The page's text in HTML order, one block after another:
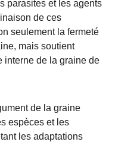
parasites et les agents
de ces
seulement la fermeté
mais soutient
interne de la graine de
de la graine
espèces et les
les adaptations